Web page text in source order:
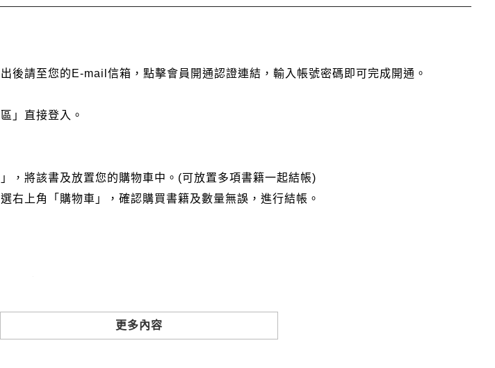
後請至您的E-mail信箱，點擊會員開通認證連結，輸入帳號密碼即可完成開通。
」直接登入。
，將該書及放置您的購物車中。(可放置多項書籍一起結帳)
右上角「購物車」，確認購買書籍及數量無誤，進行結帳。
內至郵局填寫劃撥單，匯款者大名請填寫跟訂購者大名一致，以利核銷作業。
更多內容